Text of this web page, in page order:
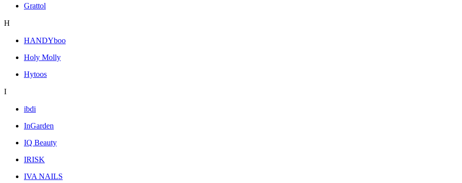
Grattol
H
HANDYboo
Holy Molly
Hytoos
I
ibdi
InGarden
IQ Beauty
IRISK
IVA NAILS